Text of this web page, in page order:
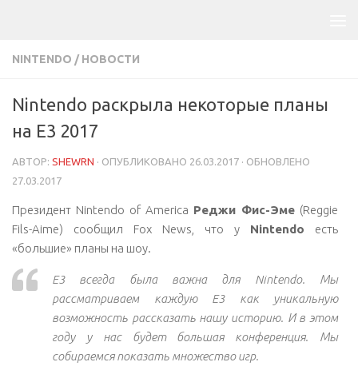
NINTENDO / НОВОСТИ
Nintendo раскрыла некоторые планы
на E3 2017
АВТОР: SHEWRN · ОПУБЛИКОВАНО 26.03.2017 · ОБНОВЛЕНО
27.03.2017
Президент Nintendo of America Реджи Фис-Эме (Reggie
Fils-Aime) сообщил Fox News, что у Nintendo есть
«большие» планы на шоу.
E3 всегда была важна для Nintendo. Мы
рассматриваем каждую E3 как уникальную
возможность рассказать нашу историю. И в этом
году у нас будет большая конференция. Мы
собираемся показать множество игр.